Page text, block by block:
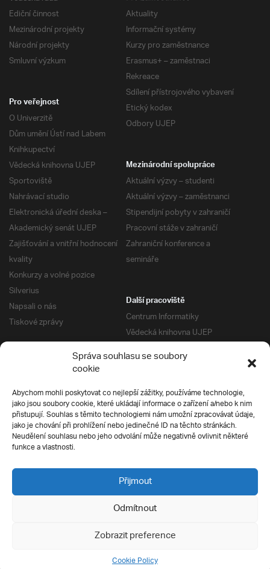
Správa souhlasu se soubory
cookie
Abychom mohli poskytovat co nejlepší zážitky, používáme technologie,
jako jsou soubory cookie, které ukládají informace o zařízení a/nebo k nim
přistupují. Souhlas s těmito technologiemi nám umožní zpracovávat údaje,
jako je chování při prohlížení nebo jedinečné ID na těchto stránkách.
Neudělení souhlasu nebo jeho odvolání může negativně ovlivnit některé
funkce a vlastnosti.
Přijmout
Odmítnout
Zobrazit preference
Cookie Policy
Ediční činnost
Mezinárodní projekty
Národní projekty
Smluvní výzkum
Aktuality
Informační systémy
Kurzy pro zaměstnance
Erasmus+ – zaměstnaci
Rekreace
Sdílení přístrojového vybavení
Etický kodex
Odbory UJEP
Pro veřejnost
O Univerzitě
Dům umění Ústí nad Labem
Knihkupectví
Vědecká knihovna UJEP
Sportoviště
Nahrávací studio
Elektronická úřední deska –
Akademický senát UJEP
Zajišťování a vnitřní hodnocení
kvality
Konkurzy a volné pozice
Silverius
Napsali o nás
Tiskové zprávy
Mezinárodní spolupráce
Aktuální výzvy – studenti
Aktuální výzvy – zaměstnanci
Stipendijní pobyty v zahraničí
Pracovní stáže v zahraničí
Zahraniční konference a
semináře
Další pracoviště
Centrum Informatiky
Vědecká knihovna UJEP
Správa kolejí a menz
Univerzitní centrum podpory
Silverius
Pro uchazeče
Přijímací řízení
E-prihlaska
Přípravné kurzy
Ochrana soukromí
Všechna práva vyhrazena